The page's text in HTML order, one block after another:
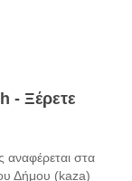
- Ξέρετε
αναφέρεται στα
Δήμου (kaza)